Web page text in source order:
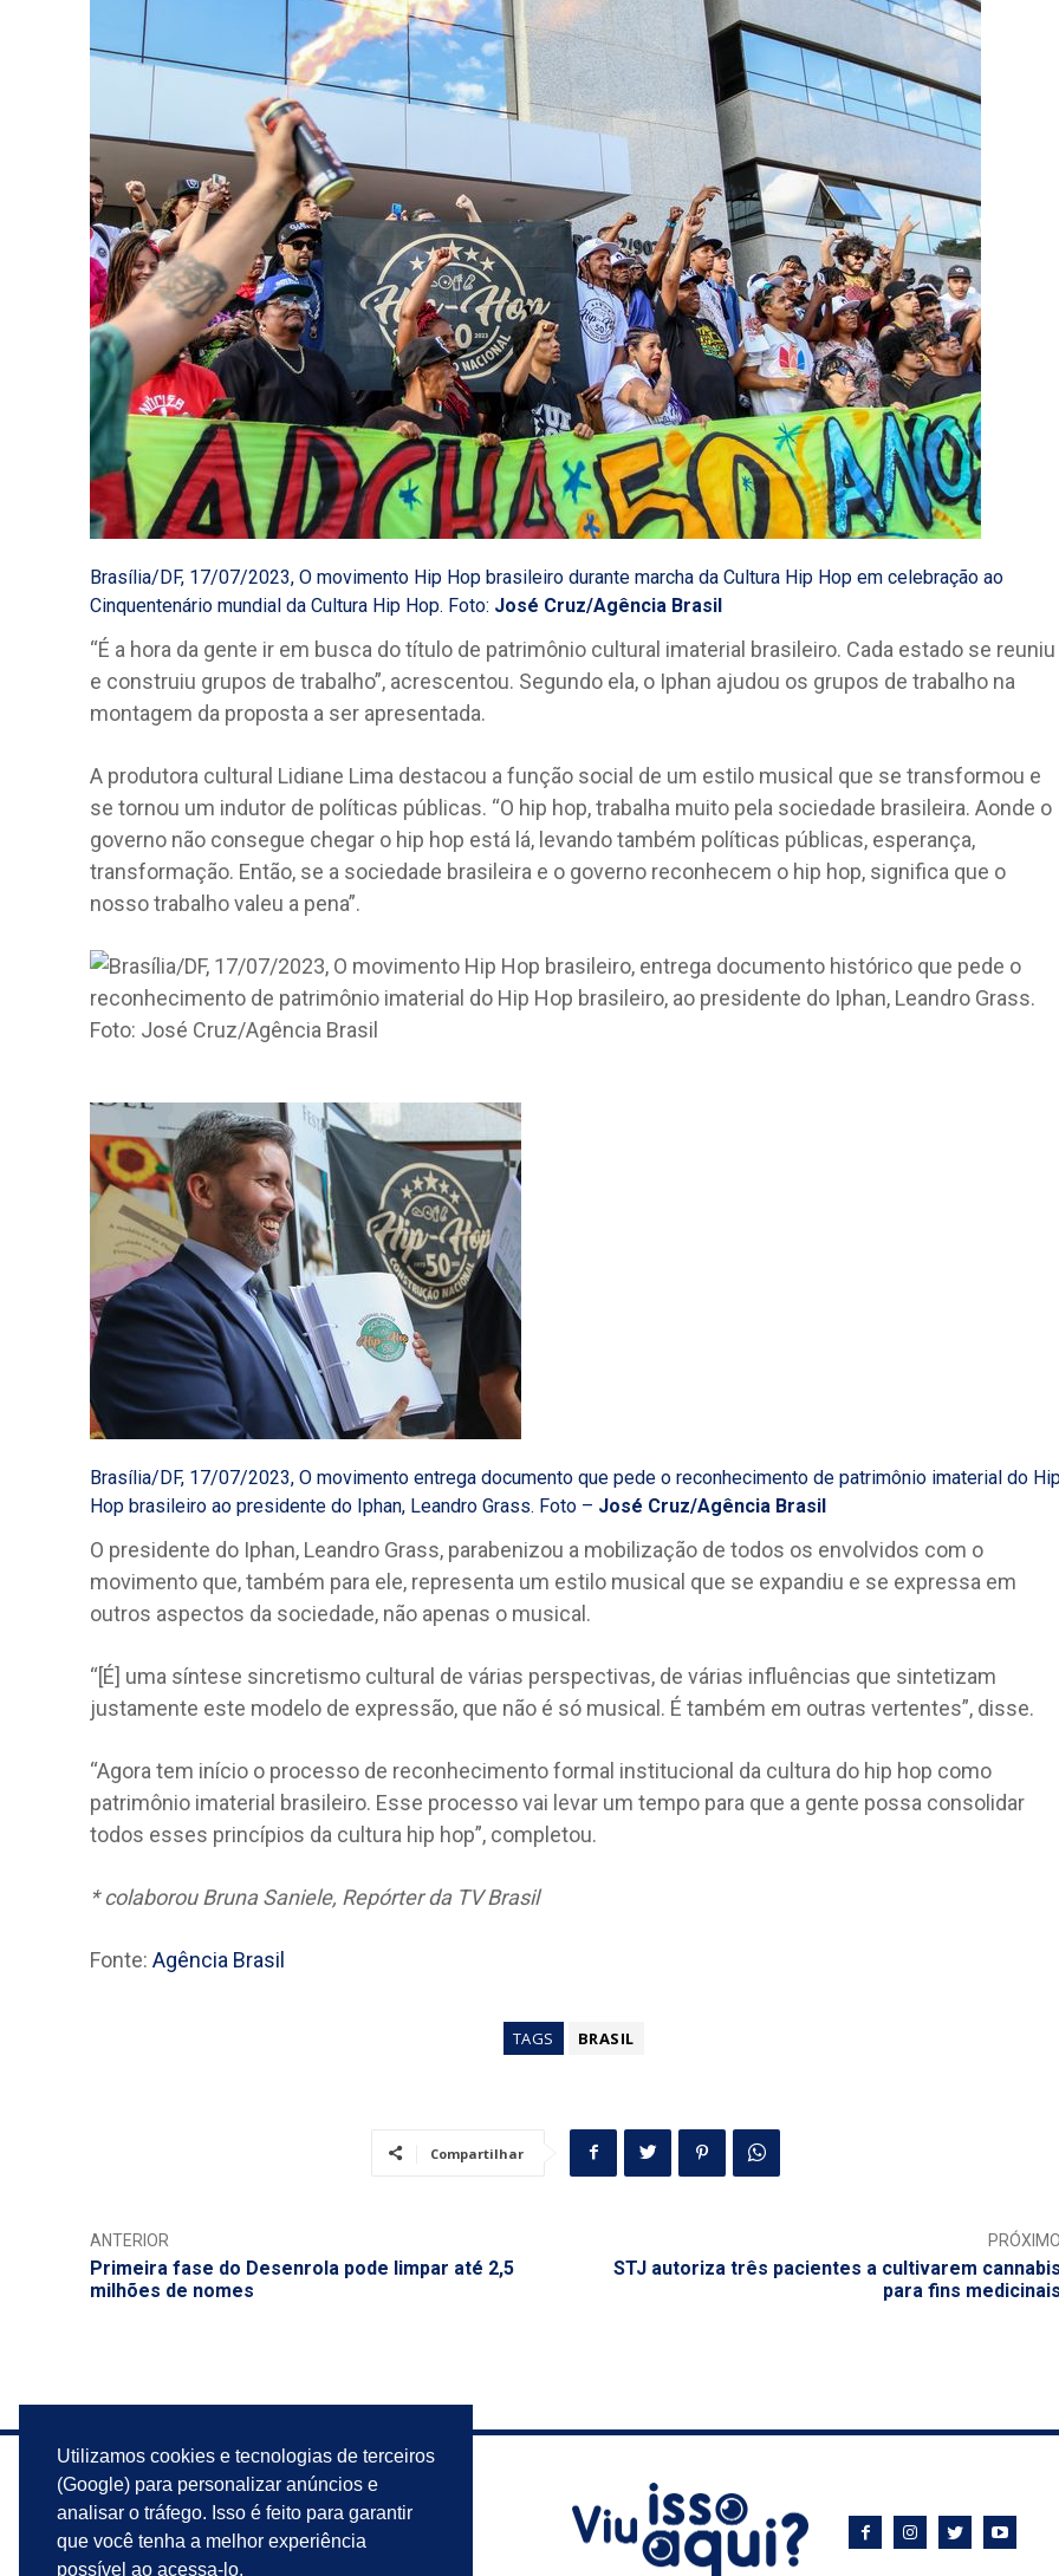
Utilizamos cookies e tecnologias de terceiros
(Google) para personalizar anúncios e
analisar o tráfego. Isso é feito para garantir
que você tenha a melhor experiência
possível ao acessa-lo.
Brasília/DF, 17/07/2023, O movimento Hip Hop brasileiro durante marcha da Cultura Hip Hop em celebração ao
Cinquentenário mundial da Cultura Hip Hop. Foto: José Cruz/Agência Brasil
“É a hora da gente ir em busca do título de patrimônio cultural imaterial brasileiro. Cada estado se reuniu
e construiu grupos de trabalho”, acrescentou. Segundo ela, o Iphan ajudou os grupos de trabalho na
montagem da proposta a ser apresentada.
A produtora cultural Lidiane Lima destacou a função social de um estilo musical que se transformou e
se tornou um indutor de políticas públicas. “O hip hop, trabalha muito pela sociedade brasileira. Aonde o
governo não consegue chegar o hip hop está lá, levando também políticas públicas, esperança,
transformação. Então, se a sociedade brasileira e o governo reconhecem o hip hop, significa que o
nosso trabalho valeu a pena”.
Brasília/DF, 17/07/2023, O movimento entrega documento que pede o reconhecimento de patrimônio imaterial do
Hop brasileiro ao presidente do Iphan, Leandro Grass. Foto – José Cruz/Agência Brasil
O presidente do Iphan, Leandro Grass, parabenizou a mobilização de todos os envolvidos com o
movimento que, também para ele, representa um estilo musical que se expandiu e se expressa em
outros aspectos da sociedade, não apenas o musical.
“[É] uma síntese sincretismo cultural de várias perspectivas, de várias influências que sintetizam
justamente este modelo de expressão, que não é só musical. É também em outras vertentes”, disse.
“Agora tem início o processo de reconhecimento formal institucional da cultura do hip hop como
patrimônio imaterial brasileiro. Esse processo vai levar um tempo para que a gente possa consolidar
todos esses princípios da cultura hip hop”, completou.
* colaborou Bruna Saniele, Repórter da TV Brasil
Fonte: Agência Brasil
TAGS BRASIL
Compartilhar
ANTERIOR
Primeira fase do Desenrola pode limpar até 2,5
milhões de nomes
STJ autoriza três pacientes a cultivarem
para fins